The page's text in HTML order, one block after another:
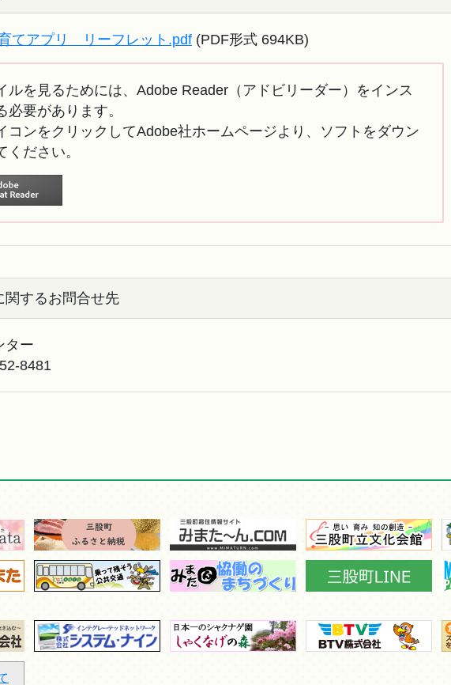
てアプリ リーフレット.pdf (PDF形式 694KB)
ルを見るためには、Adobe Reader（アドビリーダー）をインス
必要があります。
コンをクリックしてAdobe社ホームページより、ソフトをダウン
ください。
関するお問合せ先
ター
8481